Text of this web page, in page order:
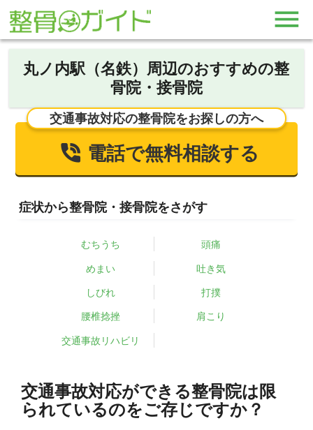
丸ノ内駅（名鉄）周辺のおすすめの整
骨院・接骨院
交通事故対応の整骨院をお探しの方へ
電話で無料相談する
症状から整骨院・接骨院をさがす
むちうち 頭痛
めまい 吐き気
しびれ 打撲
腰椎捻挫 肩こり
交通事故リハビリ
交通事故対応ができる整骨院は限
られているのをご存じですか？